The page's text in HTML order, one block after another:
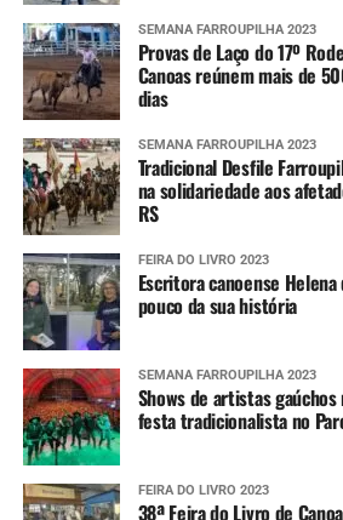
SEMANA FARROUPILHA 2023
Provas de Laço do 17º
Canoas reúnem mais de
dias
SEMANA FARROUPILHA 2023
Tradicional Desfile
na solidariedade aos
RS
FEIRA DO LIVRO 2023
Escritora canoense
pouco da sua história
SEMANA FARROUPILHA 2023
Shows de artistas
festa tradicionalista no
FEIRA DO LIVRO 2023
38ª Feira do Livro de